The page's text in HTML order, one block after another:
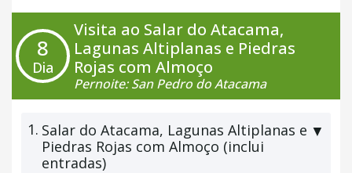
8
Dia
Visita ao Salar do Atacama,
Lagunas Altiplanas e Piedras
Rojas com Almoço
Pernoite: San Pedro do Atacama
1. Salar do Atacama, Lagunas Altiplanas e
Piedras Rojas com Almoço (inclui
entradas)
▼